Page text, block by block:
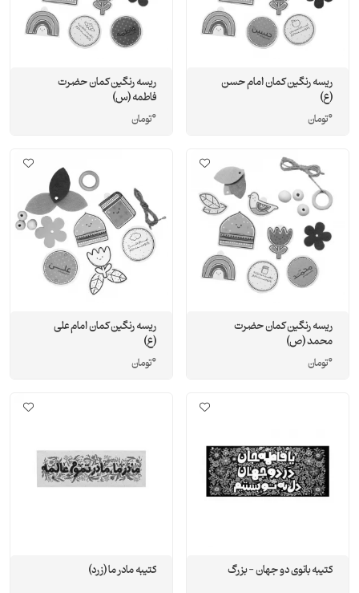
ریسه رنگین کمان امام حسن
(ع)
0تومان
ریسه رنگین کمان حضرت
فاطمه (س)
0تومان
ریسه رنگین کمان حضرت
محمد (ص)
0تومان
ریسه رنگین کمان امام علی
(ع)
0تومان
کتیبه بانوی دو جهان - بزرگ کتیبه مادر ما (زرد)